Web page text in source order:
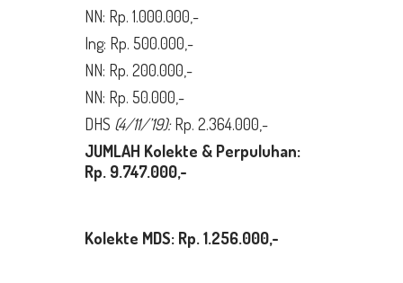
NN: Rp. 1.000.000,-
Ing: Rp. 500.000,-
NN: Rp. 200.000,-
NN: Rp. 50.000,-
DHS (4/11/’19):Rp. 2.364.000,-
JUMLAH Kolekte & Perpuluhan:
Rp. 9.747.000,-
Kolekte MDS: Rp. 1.256.000,-